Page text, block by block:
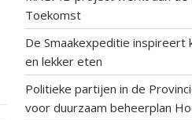
Toekomst
De Smaakexpeditie inspireert
en lekker eten
Politieke partijen in de
voor duurzaam beheerplan